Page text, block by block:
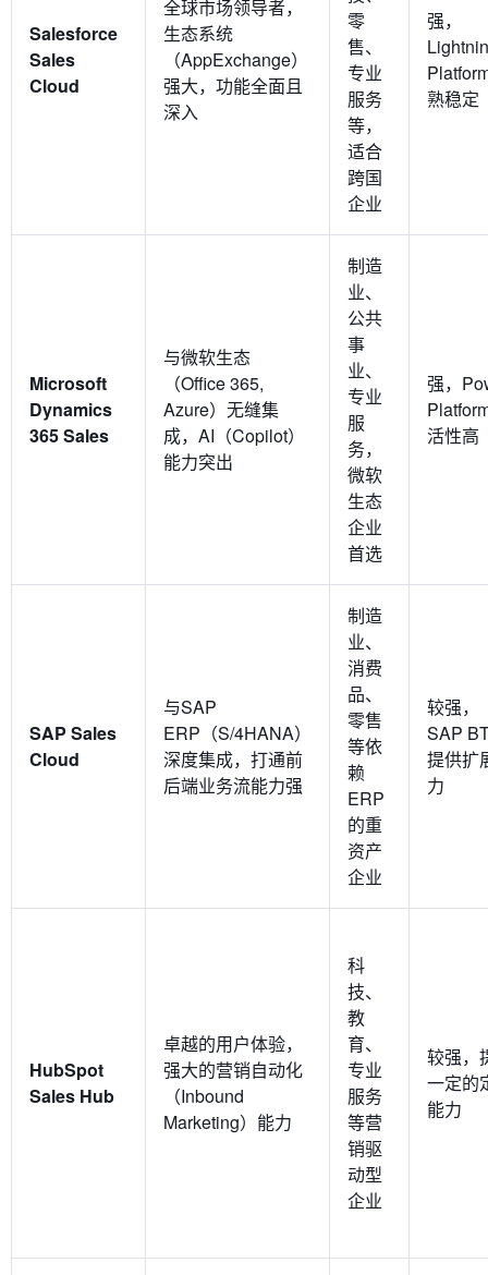
Salesforce
Sales
Cloud
全球市场领导者，
生态系统
（AppExchange）
强大，功能全面且
深入
零
售、
专业
服务
等，
适合
跨国
企业
强，
熟稳定
Microsoft
Dynamics
365 Sales
与微软生态
（Office 365,
Azure）无缝集
成，AI（Copilot）
能力突出
制造
业、
公共
事
业、
专业
服
务，
微软
生态
企业
首选
强，
活性高
SAP Sales
Cloud
与SAP
ERP（S/4HANA）
深度集成，打通前
后端业务流能力强
制造
业、
消费
品、
零售
等依
赖
ERP
的重
资产
企业
较强，
SAP
提供扩
力
HubSpot
Sales Hub
卓越的用户体验，
强大的营销自动化
（Inbound
Marketing）能力
科
技、
教
育、
专业
服务
等营
销驱
动型
企业
较强，
一定的
能力